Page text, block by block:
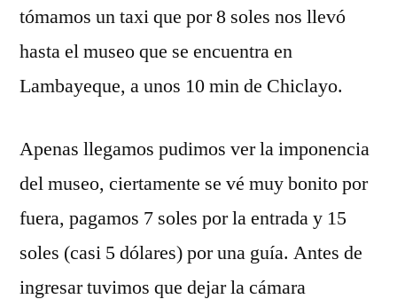
tómamos un taxi que por 8 soles nos llevó
hasta el museo que se encuentra en
Lambayeque, a unos 10 min de Chiclayo.
Apenas llegamos pudimos ver la imponencia
del museo, ciertamente se vé muy bonito por
fuera, pagamos 7 soles por la entrada y 15
soles (casi 5 dólares) por una guía. Antes de
ingresar tuvimos que dejar la cámara